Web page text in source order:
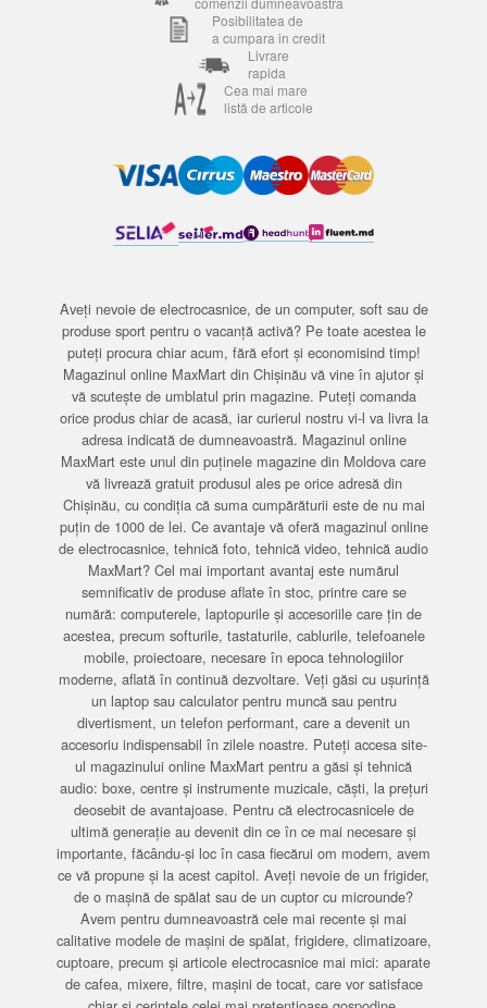
Posibilitatea de
a cumpara in credit
Livrare
rapida
Cea mai mare
listă de articole
Aveți nevoie de electrocasnice, de un computer, soft sau de
produse sport pentru o vacanță activă? Pe toate acestea le
puteți procura chiar acum, fără efort și economisind timp!
Magazinul online MaxMart din Chișinău vă vine în ajutor și
vă scutește de umblatul prin magazine. Puteți comanda
orice produs chiar de acasă, iar curierul nostru vi-l va livra la
adresa indicată de dumneavoastră. Magazinul online
MaxMart este unul din puținele magazine din Moldova care
vă livrează gratuit produsul ales pe orice adresă din
Chișinău, cu condiția că suma cumpărăturii este de nu mai
puțin de 1000 de lei. Ce avantaje vă oferă magazinul online
de electrocasnice, tehnică foto, tehnică video, tehnică audio
MaxMart? Cel mai important avantaj este numărul
semnificativ de produse aflate în stoc, printre care se
numără: computerele, laptopurile și accesoriile care țin de
acestea, precum softurile, tastaturile, cablurile, telefoanele
mobile, proiectoare, necesare în epoca tehnologiilor
moderne, aflată în continuă dezvoltare. Veți găsi cu ușurință
un laptop sau calculator pentru muncă sau pentru
divertisment, un telefon performant, care a devenit un
accesoriu indispensabil în zilele noastre. Puteți accesa site-
ul magazinului online MaxMart pentru a găsi și tehnică
audio: boxe, centre și instrumente muzicale, căști, la prețuri
deosebit de avantajoase. Pentru că electrocasnicele de
ultimă generație au devenit din ce în ce mai necesare și
importante, făcându-și loc în casa fiecărui om modern, avem
ce vă propune și la acest capitol. Aveți nevoie de un frigider,
de o mașină de spălat sau de un cuptor cu microunde?
Avem pentru dumneavoastră cele mai recente și mai
calitative modele de mașini de spălat, frigidere, climatizoare,
cuptoare, precum și articole electrocasnice mai mici: aparate
de cafea, mixere, filtre, mașini de tocat, care vor satisface